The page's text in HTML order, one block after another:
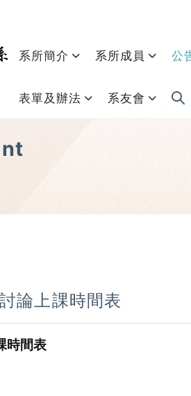
系所簡介 系所成員 公
表單及辦法 系友會
論上課時間表
時間表